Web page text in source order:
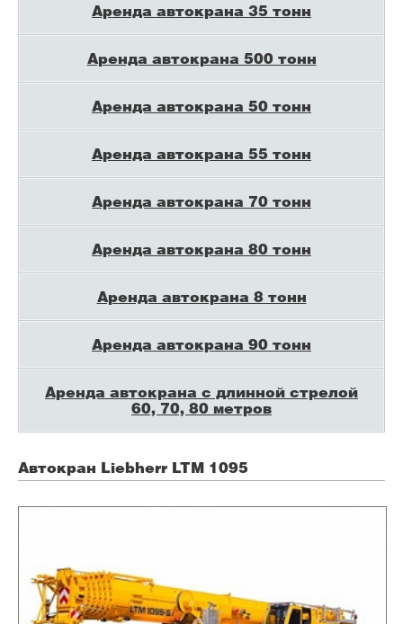
Аренда автокрана 35 тонн
Аренда автокрана 500 тонн
Аренда автокрана 50 тонн
Аренда автокрана 55 тонн
Аренда автокрана 70 тонн
Аренда автокрана 80 тонн
Аренда автокрана 8 тонн
Аренда автокрана 90 тонн
Аренда автокрана с длинной стрелой
60, 70, 80 метров
Автокран Liebherr LTM 1095